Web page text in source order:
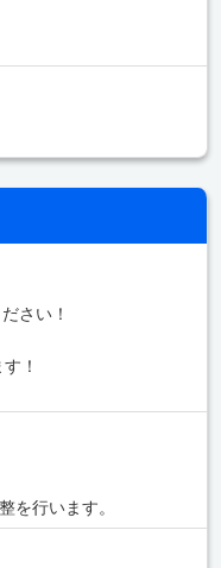
さい！
！
を行います。